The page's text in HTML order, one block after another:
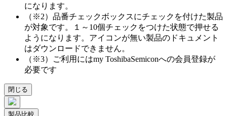
になります。
（※2）品番チェックボックスにチェックを付けた製品
が対象です。１～10個チェックをつけた状態で押せる
ようになります。アイコンが無い製品のドキュメント
はダウンロードできません。
（※3）ご利用にはmy ToshibaSemiconへの会員登録が
必要です
閉じる
製品比較